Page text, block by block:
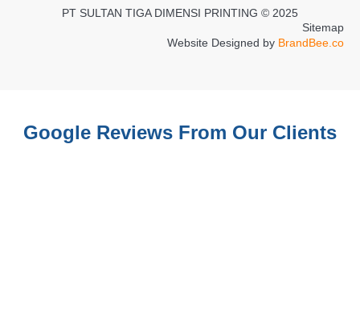
PT SULTAN TIGA DIMENSI PRINTING © 2025
Sitemap
Website Designed by BrandBee.co
Google Reviews From Our Clients